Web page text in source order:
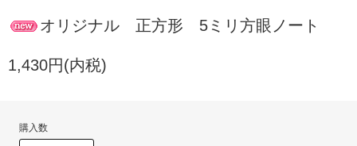
オリジナル 正方形 5ミリ方眼ノート
1,430円(内税)
購入数